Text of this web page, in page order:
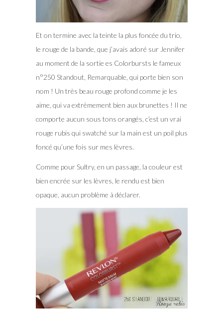
Et on termine avec la teinte la plus foncée du trio,
le rouge de la bande, que j’avais adoré sur Jennifer
au moment de la sortie es Colorbursts le fameux
n°250 Standout, Remarquable, qui porte bien son
nom ! Un très beau rouge profond comme je les
aime, qui va extrèmement bien aux brunettes ! Il ne
comporte aucun sous tons orangés, c’est un vrai
rouge rubis qui swatché sur la main est un poil plus
foncé qu’une fois sur mes lèvres.
Comme pour Sultry, en un passage, la couleur est
bien encrée sur les lèvres, le rendu est bien
opaque, aucun problème à déclarer.